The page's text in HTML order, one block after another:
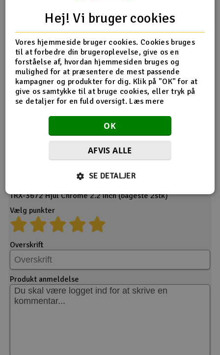
Produktanmeldelser
Desværre ingen feedback på dette produkt endnu.
Giv din feedback
TRX-3672 Hjul Chrome 2.2 inch (bageste 2stk)
Vælg punkter
Overskrift
Produkt anmeldelse
Hej! Vi bruger cookies
Vores hjemmeside bruger cookies. Cookies bruges
til at forbedre din brugeroplevelse, give os en
forståelse af, hvordan hjemmesiden bruges og
mulighed for at præsentere de mest passende
kampagner og produkter for dig. Klik på "OK" for at
give os samtykke til at bruge cookies, eller tryk på
se detaljer for en fuld oversigt. Læs mere
OK
AFVIS ALLE
SE DETALJER